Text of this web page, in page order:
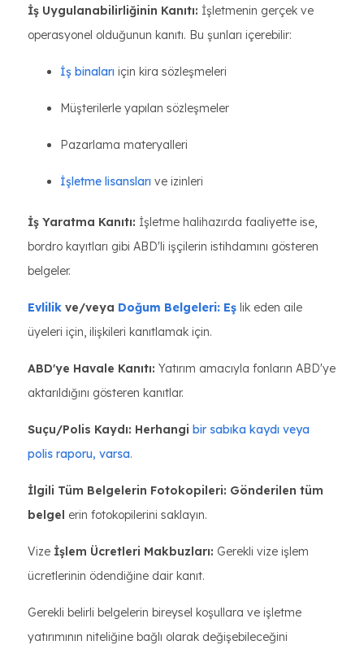
İş Uygulanabilirliğinin Kanıtı: İşletmenin gerçek ve
operasyonel olduğunun kanıtı. Bu şunları içerebilir:
İş binaları için kira sözleşmeleri
Müşterilerle yapılan sözleşmeler
Pazarlama materyalleri
İşletme lisansları ve izinleri
İş Yaratma Kanıtı: İşletme halihazırda faaliyette ise,
bordro kayıtları gibi ABD'li işçilerin istihdamını gösteren
belgeler.
Evlilik ve/veya Doğum Belgeleri: Eş lik eden aile
üyeleri için, ilişkileri kanıtlamak için.
ABD'ye Havale Kanıtı: Yatırım amacıyla fonların ABD'ye
aktarıldığını gösteren kanıtlar.
Suçu/Polis Kaydı: Herhangi bir sabıka kaydı veya
polis raporu, varsa.
İlgili Tüm Belgelerin Fotokopileri: Gönderilen tüm
belgel erin fotokopilerini saklayın.
Vize İşlem Ücretleri Makbuzları: Gerekli vize işlem
ücretlerinin ödendiğine dair kanıt.
Gerekli belirli belgelerin bireysel koşullara ve işletme
yatırımının niteliğine bağlı olarak değişebileceğini